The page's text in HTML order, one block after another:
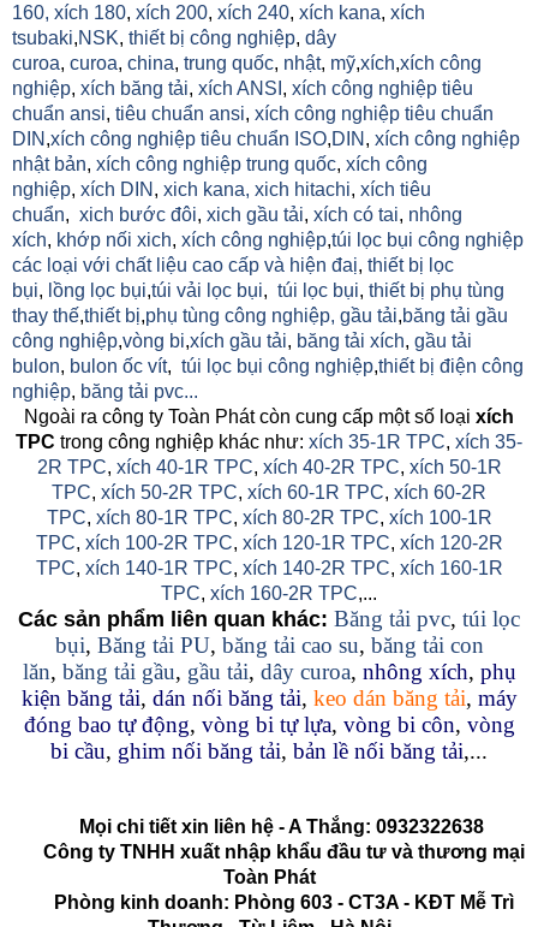
160, xích 180, xích 200, xích 240, xích kana, xích
tsubaki,NSK, thiết bị công nghiệp, dây
curoa, curoa, china, trung quốc, nhật, mỹ,xích,xích công
nghiệp, xích băng tải, xích ANSI , xích công nghiệp tiêu
chuẩn ansi, tiêu chuẩn ansi, xích công nghiệp tiêu chuẩn
DIN ,xích công nghiệp tiêu chuẩn ISO,DIN , xích công nghiệp
nhật bản, xích công nghiệp trung quốc, xích công
nghiệp, xích DIN , xich kana, xich hitachi, xích tiêu
chuẩn, xich bước đôi, xich gầu tải, xích có tai, nhông
xích, khớp nối xich, xích công nghiệp,túi lọc bụi công nghiệp
các loại với chất liệu cao cấp và hiện đaị, thiết bị lọc
bụi, lồng lọc bụi,túi vải lọc bụi, túi lọc bụi, thiết bị phụ tùng
thay thế,thiết bị,phụ tùng công nghiệp, gầu tải,băng tải gầu
công nghiệp,vòng bi,xích gầu tải, băng tải xích, gầu tải
bulon, bulon ốc vít, túi lọc bụi công nghiệp,thiết bị điện công
nghiệp, băng tải pvc...
Ngoài ra công ty Toàn Phát còn cung cấp một số loại xích
TPC trong công nghiệp khác như: xích 35-1R TPC, xích 35-
2R TPC, xích 40-1R TPC, xích 40-2R TPC, xích 50-1R
TPC, xích 50-2R TPC, xích 60-1R TPC, xích 60-2R
TPC, xích 80-1R TPC, xích 80-2R TPC, xích 100-1R
TPC, xích 100-2R TPC, xích 120-1R TPC, xích 120-2R
TPC, xích 140-1R TPC, xích 140-2R TPC, xích 160-1R
TPC, xích 160-2R TPC,...
Các sản phẩm liên quan khác: Băng tải pvc, túi lọc
bụi, Băng tải PU, băng tải cao su, băng tải con
lăn, băng tải gầu, gầu tải, dây curoa, nhông xích, phụ
kiện băng tải, dán nối băng tải, keo dán băng tải, máy
đóng bao tự động, vòng bi tự lựa, vòng bi côn, vòng
bi cầu, ghim nối băng tải, bản lề nối băng tải,...
Mọi chi tiết xin liên hệ - A Thắng: 0932322638
Công ty TNHH xuất nhập khẩu đầu tư và thương mại
Toàn Phát
Phòng kinh doanh: Phòng 603 - CT3A - KĐT Mễ Trì